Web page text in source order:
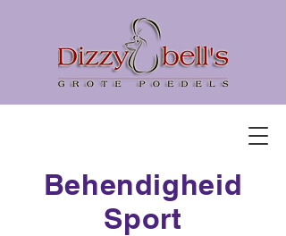
Behendigheid
Sport